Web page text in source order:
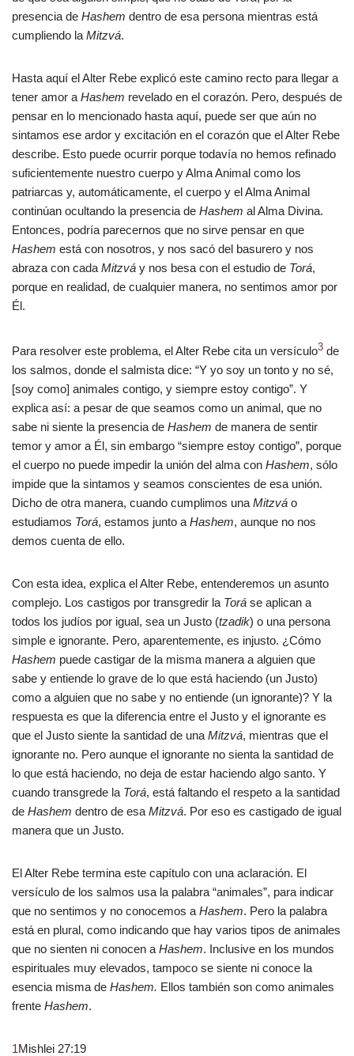
presencia de Hashem dentro de esa persona mientras está
cumpliendo la Mitzvá.
Hasta aquí el Alter Rebe explicó este camino recto para llegar a
tener amor a Hashem revelado en el corazón. Pero, después de
pensar en lo mencionado hasta aquí, puede ser que aún no
sintamos ese ardor y excitación en el corazón que el Alter Rebe
describe. Esto puede ocurrir porque todavía no hemos refinado
suficientemente nuestro cuerpo y Alma Animal como los
patriarcas y, automáticamente, el cuerpo y el Alma Animal
continúan ocultando la presencia de Hashem al Alma Divina.
Entonces, podría parecernos que no sirve pensar en que
Hashem está con nosotros, y nos sacó del basurero y nos
abraza con cada Mitzvá y nos besa con el estudio de Torá,
porque en realidad, de cualquier manera, no sentimos amor por
Él.
Para resolver este problema, el Alter Rebe cita un versículo3 de
los salmos, donde el salmista dice: “Y yo soy un tonto y no sé,
[soy como] animales contigo, y siempre estoy contigo”. Y
explica así: a pesar de que seamos como un animal, que no
sabe ni siente la presencia de Hashem de manera de sentir
temor y amor a Él, sin embargo “siempre estoy contigo”, porque
el cuerpo no puede impedir la unión del alma con Hashem, sólo
impide que la sintamos y seamos conscientes de esa unión.
Dicho de otra manera, cuando cumplimos una Mitzvá o
estudiamos Torá, estamos junto a Hashem, aunque no nos
demos cuenta de ello.
Con esta idea, explica el Alter Rebe, entenderemos un asunto
complejo. Los castigos por transgredir la Torá se aplican a
todos los judíos por igual, sea un Justo (tzadik) o una persona
simple e ignorante. Pero, aparentemente, es injusto. ¿Cómo
Hashem puede castigar de la misma manera a alguien que
sabe y entiende lo grave de lo que está haciendo (un Justo)
como a alguien que no sabe y no entiende (un ignorante)? Y la
respuesta es que la diferencia entre el Justo y el ignorante es
que el Justo siente la santidad de una Mitzvá, mientras que el
ignorante no. Pero aunque el ignorante no sienta la santidad de
lo que está haciendo, no deja de estar haciendo algo santo. Y
cuando transgrede la Torá, está faltando el respeto a la santidad
de Hashem dentro de esa Mitzvá. Por eso es castigado de igual
manera que un Justo.
El Alter Rebe termina este capítulo con una aclaración. El
versículo de los salmos usa la palabra “animales”, para indicar
que no sentimos y no conocemos a Hashem. Pero la palabra
está en plural, como indicando que hay varios tipos de animales
que no sienten ni conocen a Hashem. Inclusive en los mundos
espirituales muy elevados, tampoco se siente ni conoce la
esencia misma de Hashem. Ellos también son como animales
frente Hashem.
1Mishlei 27:19